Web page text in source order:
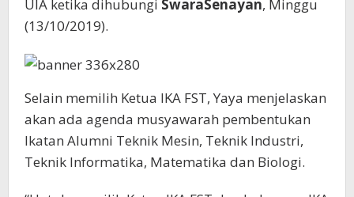
UIA ketika dihubungi SwaraSenayan, Minggu
(13/10/2019).
Selain memilih Ketua IKA FST, Yaya menjelaskan
akan ada agenda musyawarah pembentukan
Ikatan Alumni Teknik Mesin, Teknik Industri,
Teknik Informatika, Matematika dan Biologi.